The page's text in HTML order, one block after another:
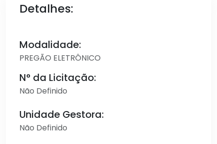
Detalhes:
Modalidade:
PREGÃO ELETRÔNICO
N° da Licitação:
Não Definido
Unidade Gestora:
Não Definido